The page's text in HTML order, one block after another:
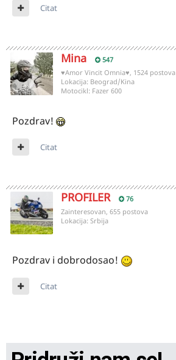
Citat
Mina 547
♥Amor Vincit Omnia♥, 1524 postova
Lokacija: Beograd/Kina
Motocikl: Fazer 600
Pozdrav!
Citat
PROFILER 76
Zainteresovan, 655 postova
Lokacija: Srbija
Pozdrav i dobrodosao!
Citat